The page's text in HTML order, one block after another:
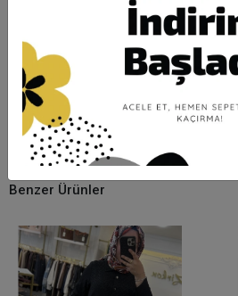
1 beden göğüs 112 / basen 128
2 beden göğüs 124 / basen 140
3 beden göğüs 132 / basen 144
ceket boy:80 / pantolon boy: 105
Benzer Ürünler